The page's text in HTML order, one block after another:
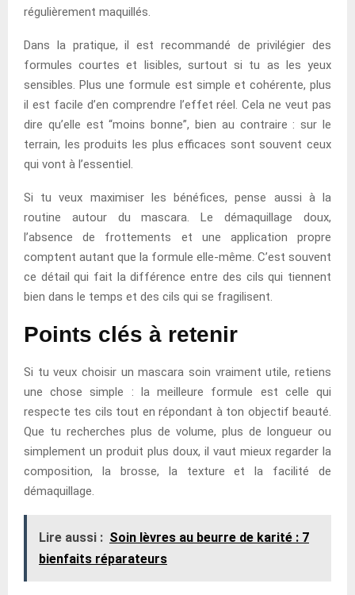
régulièrement maquillés.
Dans la pratique, il est recommandé de privilégier des
formules courtes et lisibles, surtout si tu as les yeux
sensibles. Plus une formule est simple et cohérente, plus
il est facile d’en comprendre l’effet réel. Cela ne veut pas
dire qu’elle est “moins bonne”, bien au contraire : sur le
terrain, les produits les plus efficaces sont souvent ceux
qui vont à l’essentiel.
Si tu veux maximiser les bénéfices, pense aussi à la
routine autour du mascara. Le démaquillage doux,
l’absence de frottements et une application propre
comptent autant que la formule elle-même. C’est souvent
ce détail qui fait la différence entre des cils qui tiennent
bien dans le temps et des cils qui se fragilisent.
Points clés à retenir
Si tu veux choisir un mascara soin vraiment utile, retiens
une chose simple : la meilleure formule est celle qui
respecte tes cils tout en répondant à ton objectif beauté.
Que tu recherches plus de volume, plus de longueur ou
simplement un produit plus doux, il vaut mieux regarder la
composition, la brosse, la texture et la facilité de
démaquillage.
Lire aussi : Soin lèvres au beurre de karité : 7
bienfaits réparateurs